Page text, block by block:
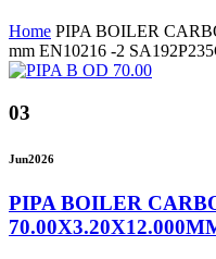
Home PIPA BOILER
mm EN10216 -2
03
Jun2026
PIPA BOILER